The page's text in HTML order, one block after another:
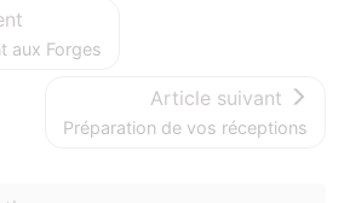
aux Forges
Article suivant
Préparation de vos réceptions